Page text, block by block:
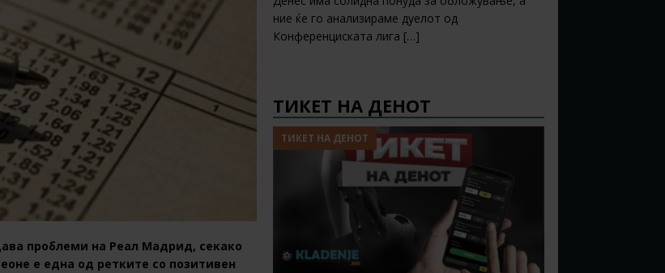
проблеми на Реал Мадрид, секако
е една од ретките со позитивен
ние ќе го анализираме дуелот од
Конференциската лига […]
ТИКЕТ НА ДЕНОТ
ТИКЕТ НА ДЕНОТ